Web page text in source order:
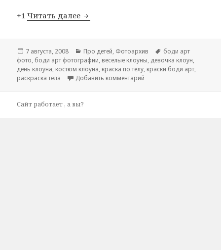
+1Читать далее очочки для дочки
Опубликовано
7 августа, 2008 Рубрики
Про детей, Фотоархив Метки
боди арт
фото, боди арт фотографии, веселые клоуны, девочка клоун,
день клоуна, костюм клоуна, краска по телу, краски боди арт,
раскраска тела
Добавить комментарий
Сайт работает , а вы?